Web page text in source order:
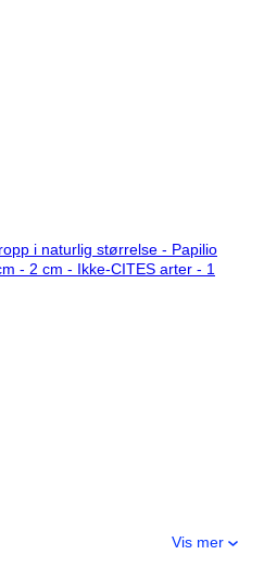
i naturlig størrelse - Papilio
- 2 cm - Ikke-CITES arter - 1
Vis mer